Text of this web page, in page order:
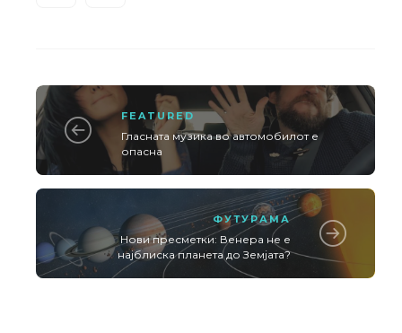
FEATURED
Гласната музика во автомобилот е
опасна
ФУТУРАМА
Нови пресметки: Венера не е
најблиска планета до Земјата?